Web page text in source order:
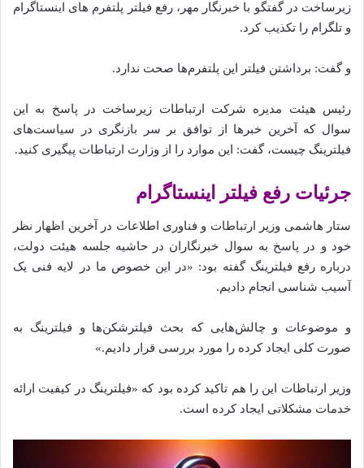
زیرساخت در گفتگو با خبرنگار مهر، رفع فیلتر پلتفرم‌ های اینستاگرام
و تلگرام را تکذیب کرد.
و گفت: برداشتن فیلتر این پلتفرم‌ها صحت ندارد.
رئیس هیئت مدیره شرکت ارتباطات زیرساخت در پاسخ به این
سوال که آخرین خبر‌ها از توافق بر سر بازنگری در سیاست‌های
فیلترینگ چیست، گفت: این موارد را از وزارت ارتباطات پیگیری کنید.
جرئیات رفع فیلتر اینستاگرام
ستار هاشمی وزیر ارتباطات و فناوری اطلاعات در آخرین اظهار نظر
خود و در پاسخ به سوال خبرنگاران در حاشیه جلسه هیئت دولت،
درباره رفع فیلترینگ گفته بود: «در این خصوص ما در لایه فنی یک
آسیب شناسی انجام دادیم.
و موضوعات و چالش‌هایی که بحث فیلترشکن‌ها و فیلترینگ به
صورت کلی ایجاد کرده را مورد بررسی قرار دادیم.»
وزیر ارتباطات این را هم تاکید کرده بود که «فیلترینگ در کیفیت ارائه
خدمات مشکلاتی ایجاد کرده است.